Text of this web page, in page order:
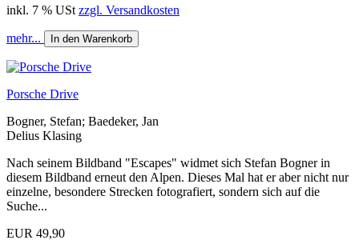
inkl. 7 % USt zzgl. Versandkosten
mehr... In den Warenkorb
Porsche Drive
Bogner, Stefan; Baedeker, Jan
Delius Klasing
Nach seinem Bildband "Escapes" widmet sich Stefan Bogner in
diesem Bildband erneut den Alpen. Dieses Mal hat er aber nicht nur
einzelne, besondere Strecken fotografiert, sondern sich auf die
Suche...
EUR 49,90